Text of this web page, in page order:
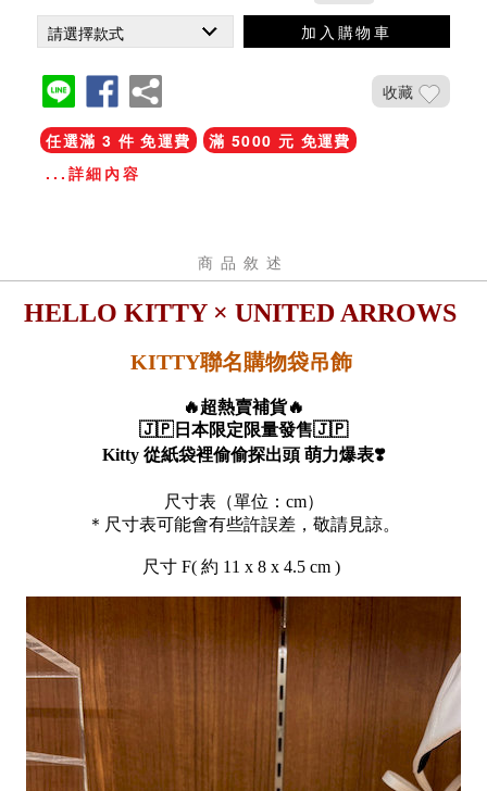
加入購物車
收藏
任選滿 3 件 免運費
滿 5000 元 免運費
...詳細內容
商品敘述